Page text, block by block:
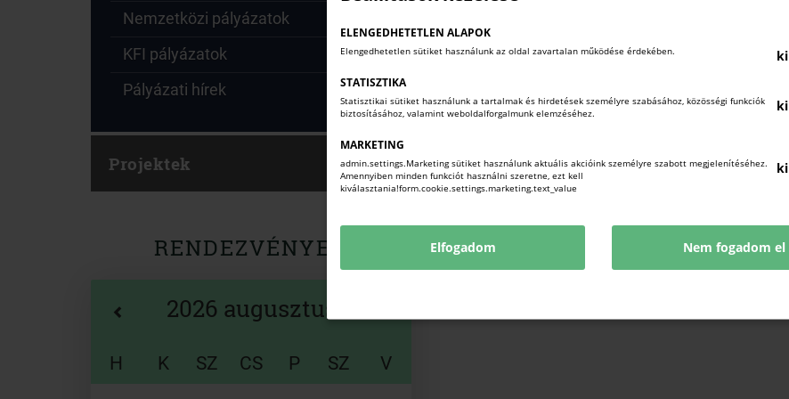
ELENGEDHETETLEN ALAPOK
Elengedhetetlen sütiket használunk az oldal zavartalan működése érdekében. ki
STATISZTIKA
Statisztikai sütiket használunk a tartalmak és hirdetések személyre szabásához, közösségi funkciók
biztosításához, valamint weboldalforgalmunk elemzéséhez.
ki
MARKETING
admin.settings.Marketing sütiket használunk aktuális akcióink személyre szabott megjelenítéséhez.
Amennyiben minden funkciót használni szeretne, ezt kell
kiválasztania!form.cookie.settings.marketing.text_value
ki
Elfogadom Nem fogadom el
Nemzetközi pályázatok
KFI pályázatok
Pályázati hírek
Projektek
RENDEZVÉNYEK
2026 augusztus
H K SZ CS P SZ V
https://magyarfaluprogram.hu/